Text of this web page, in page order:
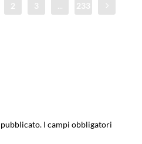
2 3 233
I campi obbligatori